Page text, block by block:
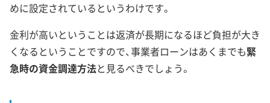
めに設定されているというわけです。
金利が高いということは返済が長期になるほど負担が大き
くなるということですので、事業者ローンはあくまでも緊
急時の資金調達方法と見るべきでしょう。